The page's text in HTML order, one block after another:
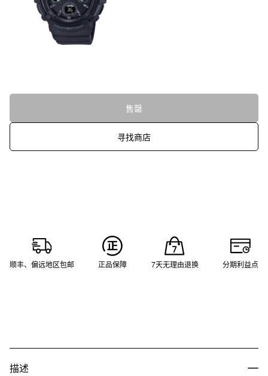
售罄
寻找商店
顺丰、偏远地区包邮 正品保障 7天无理由退换 分期利益点
描述